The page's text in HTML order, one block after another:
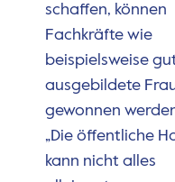
schaffen, können
Fachkräfte wie
beispielsweise
ausgebildete
gewonnen
„Die öffentliche
kann nicht alles